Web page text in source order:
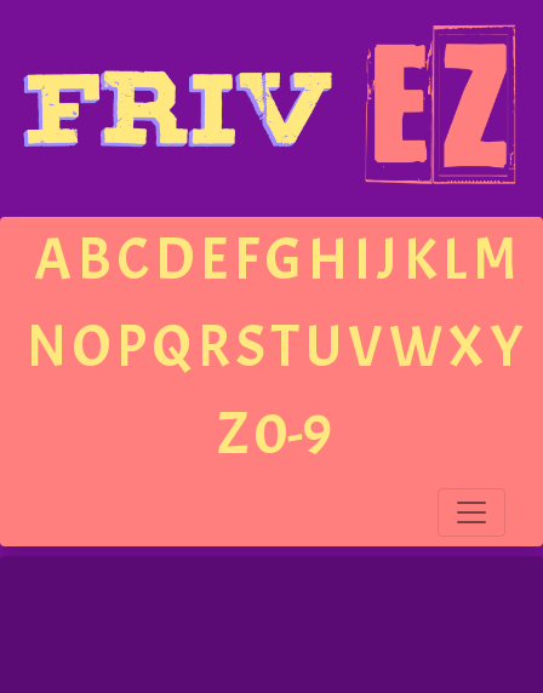
ABCDEFGH IJ KLM
NOPQRSTUVWXY
Z0-9